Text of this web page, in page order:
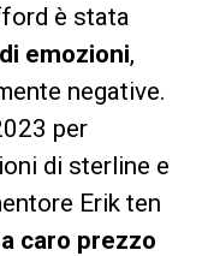
è stata
emozioni,
negative.
per
di sterline e
Erik ten
caro prezzo